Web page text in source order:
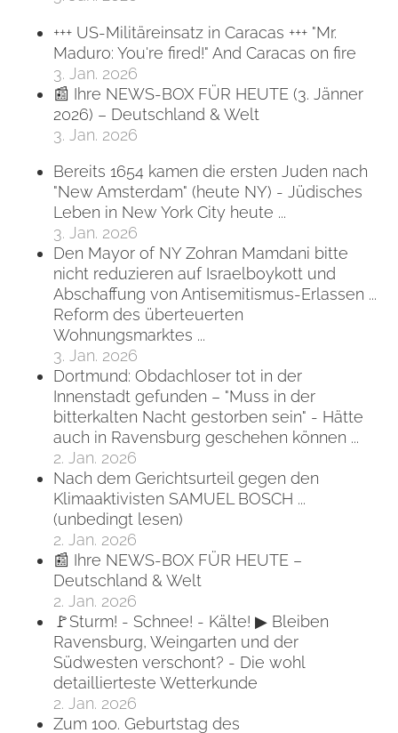
+++ US-Militäreinsatz in Caracas +++ "Mr.
Maduro: You're fired!" And Caracas on fire
3. Jan. 2026
📰 Ihre NEWS-BOX FÜR HEUTE (3. Jänner
2026) – Deutschland & Welt
3. Jan. 2026
Bereits 1654 kamen die ersten Juden nach
"New Amsterdam" (heute NY) - Jüdisches
Leben in New York City heute ...
3. Jan. 2026
Den Mayor of NY Zohran Mamdani bitte
nicht reduzieren auf Israelboykott und
Abschaffung von Antisemitismus-Erlassen ...
Reform des überteuerten
Wohnungsmarktes ...
3. Jan. 2026
Dortmund: Obdachloser tot in der
Innenstadt gefunden – "Muss in der
bitterkalten Nacht gestorben sein" - Hätte
auch in Ravensburg geschehen können ...
2. Jan. 2026
Nach dem Gerichtsurteil gegen den
Klimaaktivisten SAMUEL BOSCH ...
(unbedingt lesen)
2. Jan. 2026
📰 Ihre NEWS-BOX FÜR HEUTE –
Deutschland & Welt
2. Jan. 2026
🚩Sturm! - Schnee! - Kälte! ▶ Bleiben
Ravensburg, Weingarten und der
Südwesten verschont? - Die wohl
detaillierteste Wetterkunde
2. Jan. 2026
Zum 100. Geburtstag des